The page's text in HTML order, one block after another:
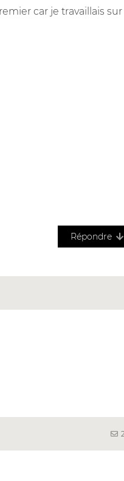
car je travaillais
Répondre